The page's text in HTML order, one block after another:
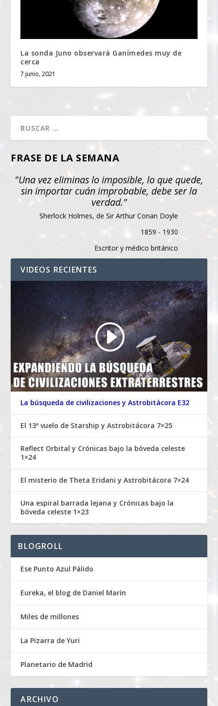
La sonda Juno observará Ganímedes muy de
cerca
7 junio, 2021
FRASE DE LA SEMANA
"Una vez eliminas lo imposible, lo que quede,
sin importar cuán improbable, debe ser la
verdad."
Sherlock Holmes, de Sir Arthur Conan Doyle
1859 - 1930
Escritor y médico británico
VIDEOS RECIENTES
La búsqueda de civilizaciones y Astrobitácora E32
El 13º vuelo de Starship y Astrobitácora 7×25
Reflect Orbital y Crónicas bajo la bóveda celeste
1×24
El misterio de Theta Eridani y Astrobitácora 7×24
Una espiral barrada lejana y Crónicas bajo la
bóveda celeste 1×23
BLOGROLL
Ese Punto Azul Pálido
Eureka, el blog de Daniel Marín
Miles de millones
La Pizarra de Yuri
Planetario de Madrid
ARCHIVO